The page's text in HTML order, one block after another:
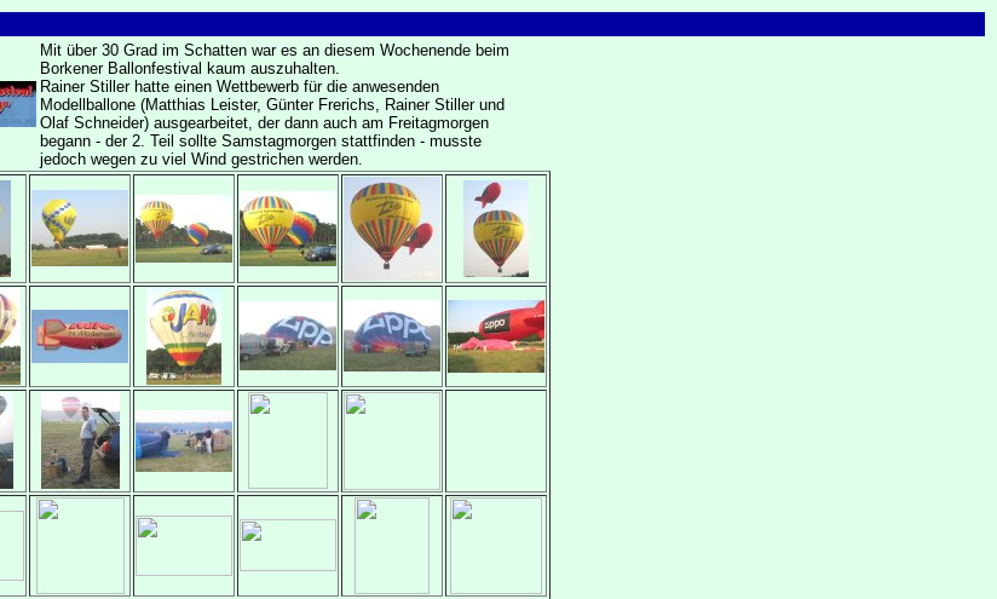
Mit über 30 Grad im Schatten war es an diesem Wochenende beim
Borkener Ballonfestival kaum auszuhalten.
Rainer Stiller hatte einen Wettbewerb für die anwesenden
Modellballone (Matthias Leister, Günter Frerichs, Rainer Stiller und
Olaf Schneider) ausgearbeitet, der dann auch am Freitagmorgen
begann - der 2. Teil sollte Samstagmorgen stattfinden - musste
jedoch wegen zu viel Wind gestrichen werden.